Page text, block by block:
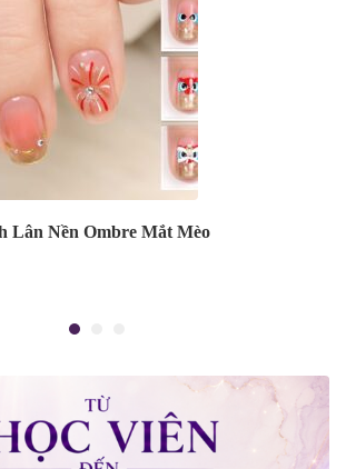
Lân Nền Ombre Mắt Mèo